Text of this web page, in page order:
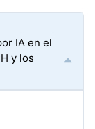
IA en el
y los